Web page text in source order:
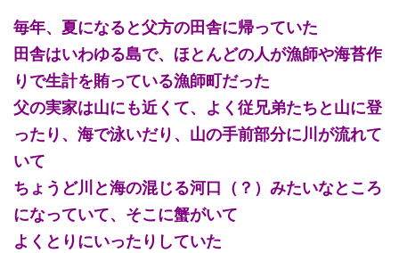
毎年、夏になると父方の田舎に帰っていた
田舎はいわゆる島で、ほとんどの人が漁師や海苔作
りで生計を賄っている漁師町だった
父の実家は山にも近くて、よく従兄弟たちと山に登
ったり、海で泳いだり、山の手前部分に川が流れて
いて
ちょうど川と海の混じる河口（？）みたいなところ
になっていて、そこに蟹がいて
よくとりにいったりしていた